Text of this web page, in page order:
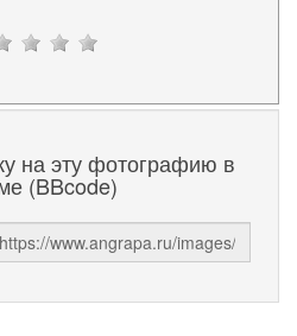
на эту фотографию в
(BBcode)